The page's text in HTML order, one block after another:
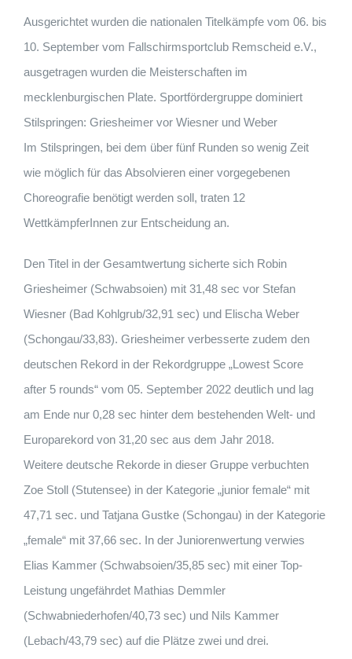
Ausgerichtet wurden die nationalen Titelkämpfe vom 06. bis
10. September vom Fallschirmsportclub Remscheid e.V.,
ausgetragen wurden die Meisterschaften im
mecklenburgischen Plate. Sportfördergruppe dominiert
Stilspringen: Griesheimer vor Wiesner und Weber
Im Stilspringen, bei dem über fünf Runden so wenig Zeit
wie möglich für das Absolvieren einer vorgegebenen
Choreografie benötigt werden soll, traten 12
WettkämpferInnen zur Entscheidung an.
Den Titel in der Gesamtwertung sicherte sich Robin
Griesheimer (Schwabsoien) mit 31,48 sec vor Stefan
Wiesner (Bad Kohlgrub/32,91 sec) und Elischa Weber
(Schongau/33,83). Griesheimer verbesserte zudem den
deutschen Rekord in der Rekordgruppe „Lowest Score
after 5 rounds“ vom 05. September 2022 deutlich und lag
am Ende nur 0,28 sec hinter dem bestehenden Welt- und
Europarekord von 31,20 sec aus dem Jahr 2018.
Weitere deutsche Rekorde in dieser Gruppe verbuchten
Zoe Stoll (Stutensee) in der Kategorie „junior female“ mit
47,71 sec. und Tatjana Gustke (Schongau) in der Kategorie
„female“ mit 37,66 sec. In der Juniorenwertung verwies
Elias Kammer (Schwabsoien/35,85 sec) mit einer Top-
Leistung ungefährdet Mathias Demmler
(Schwabniederhofen/40,73 sec) und Nils Kammer
(Lebach/43,79 sec) auf die Plätze zwei und drei.